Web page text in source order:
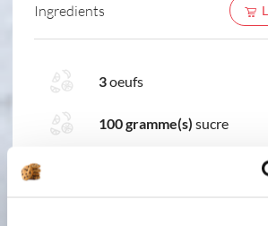
Ingredients
3oeufs
100 gramme(s) sucre
de de cacao